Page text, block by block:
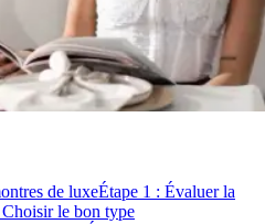
de luxeÉtape 1 : Évaluer la
le bon type